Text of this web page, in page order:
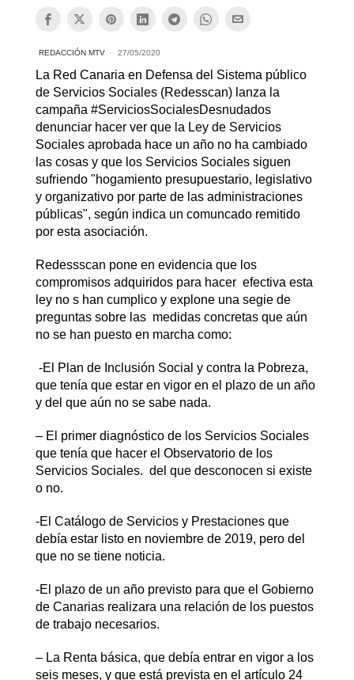
REDACCIÓN MTV 27/05/2020
La Red Canaria en Defensa del Sistema público
de Servicios Sociales (Redesscan) lanza la
campaña #ServiciosSocialesDesnudados
denunciar hacer ver que la Ley de Servicios
Sociales aprobada hace un año no ha cambiado
las cosas y que los Servicios Sociales siguen
sufriendo "hogamiento presupuestario, legislativo
y organizativo por parte de las administraciones
públicas", según indica un comuncado remitido
por esta asociación.
Redessscan pone en evidencia que los
compromisos adquiridos para hacer efectiva esta
ley no s han cumplico y explone una segie de
preguntas sobre las medidas concretas que aún
no se han puesto en marcha como:
-El Plan de Inclusión Social y contra la Pobreza,
que tenía que estar en vigor en el plazo de un año
y del que aún no se sabe nada.
– El primer diagnóstico de los Servicios Sociales
que tenía que hacer el Observatorio de los
Servicios Sociales. del que desconocen si existe
o no.
-El Catálogo de Servicios y Prestaciones que
debía estar listo en noviembre de 2019, pero del
que no se tiene noticia.
-El plazo de un año previsto para que el Gobierno
de Canarias realizara una relación de los puestos
de trabajo necesarios.
– La Renta básica, que debía entrar en vigor a los
seis meses, y que está prevista en el artículo 24